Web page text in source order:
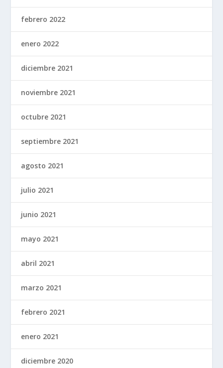
febrero 2022
enero 2022
diciembre 2021
noviembre 2021
octubre 2021
septiembre 2021
agosto 2021
julio 2021
junio 2021
mayo 2021
abril 2021
marzo 2021
febrero 2021
enero 2021
diciembre 2020